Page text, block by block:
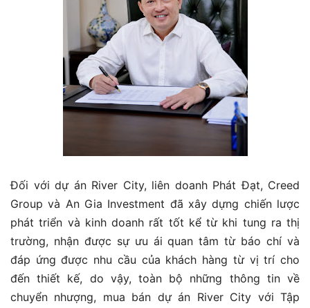
Đối với dự án River City, liên doanh Phát Đạt, Creed
Group và An Gia Investment đã xây dựng chiến lược
phát triển và kinh doanh rất tốt kể từ khi tung ra thị
trường, nhận được sự ưu ái quan tâm từ báo chí và
đáp ứng được nhu cầu của khách hàng từ vị trí cho
đến thiết kế, do vậy, toàn bộ những thông tin về
chuyển nhượng, mua bán dự án River City với Tập